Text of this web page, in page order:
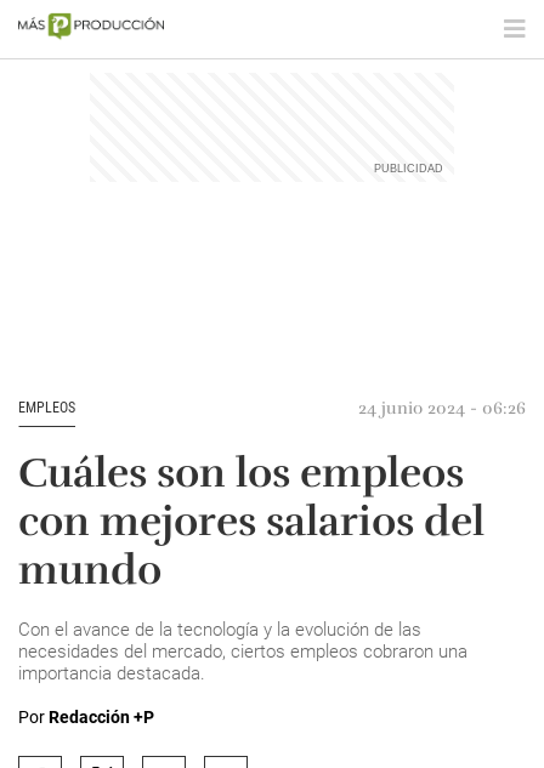
EMPLEOS 24 junio 2024 - 06:26
Cuáles son los empleos
con mejores salarios del
mundo
Con el avance de la tecnología y la evolución de las
necesidades del mercado, ciertos empleos cobraron una
importancia destacada.
PorRedacción +P